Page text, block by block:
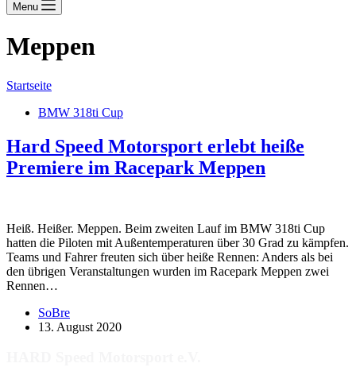
Menu
Meppen
Startseite
BMW 318ti Cup
Hard Speed Motorsport erlebt heiße
Premiere im Racepark Meppen
Heiß. Heißer. Meppen. Beim zweiten Lauf im BMW 318ti Cup
hatten die Piloten mit Außentemperaturen über 30 Grad zu kämpfen.
Teams und Fahrer freuten sich über heiße Rennen: Anders als bei
den übrigen Veranstaltungen wurden im Racepark Meppen zwei
Rennen…
SoBre
13. August 2020